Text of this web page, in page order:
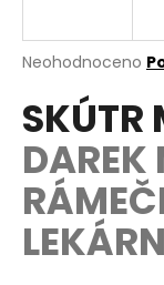
Průměrné
produktu
je
0,0
5
hvězdiček.
Neohodnoceno
SKÚTR
DAREK
n
a
í
t
?